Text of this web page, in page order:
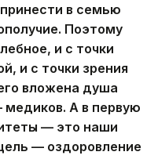
в семью
Поэтому
и с точки
и с точки зрения
вложена душа
А в первую
— это наши
— оздоровление